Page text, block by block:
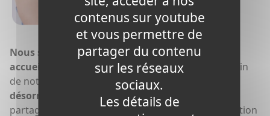
Nous sommes ravis d'annoncer que nous avons
accueilli de nouveaux sponsoringssportifs au sein
de notre famille.
Ces athlètes exceptionnels sont
désormais les porte-paroles de notre marque
partageant nos valeurs d'excellence, de détermination
contenus sur youtube
et vous permettre de
partager du contenu
sur les réseaux
sociaux.
Les détails de